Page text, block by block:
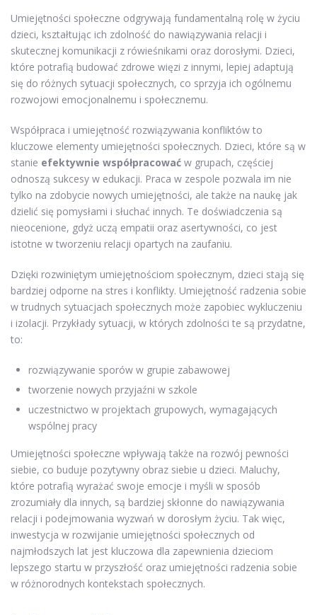
Umiejętności społeczne odgrywają fundamentalną rolę w życiu
dzieci, kształtując ich zdolność do nawiązywania relacji i
skutecznej komunikacji z rówieśnikami oraz dorosłymi. Dzieci,
które potrafią budować zdrowe więzi z innymi, lepiej adaptują
się do różnych sytuacji społecznych, co sprzyja ich ogólnemu
rozwojowi emocjonalnemu i społecznemu.
Współpraca i umiejętność rozwiązywania konfliktów to
kluczowe elementy umiejętności społecznych. Dzieci, które są w
stanie efektywnie współpracować w grupach, częściej
odnoszą sukcesy w edukacji. Praca w zespole pozwala im nie
tylko na zdobycie nowych umiejętności, ale także na naukę jak
dzielić się pomysłami i słuchać innych. Te doświadczenia są
nieocenione, gdyż uczą empatii oraz asertywności, co jest
istotne w tworzeniu relacji opartych na zaufaniu.
Dzięki rozwiniętym umiejętnościom społecznym, dzieci stają się
bardziej odporne na stres i konflikty. Umiejętność radzenia sobie
w trudnych sytuacjach społecznych może zapobiec wykluczeniu
i izolacji. Przykłady sytuacji, w których zdolności te są przydatne,
to:
rozwiązywanie sporów w grupie zabawowej
tworzenie nowych przyjaźni w szkole
uczestnictwo w projektach grupowych, wymagających
wspólnej pracy
Umiejętności społeczne wpływają także na rozwój pewności
siebie, co buduje pozytywny obraz siebie u dzieci. Maluchy,
które potrafią wyrażać swoje emocje i myśli w sposób
zrozumiały dla innych, są bardziej skłonne do nawiązywania
relacji i podejmowania wyzwań w dorosłym życiu. Tak więc,
inwestycja w rozwijanie umiejętności społecznych od
najmłodszych lat jest kluczowa dla zapewnienia dzieciom
lepszego startu w przyszłość oraz umiejętności radzenia sobie
w różnorodnych kontekstach społecznych.